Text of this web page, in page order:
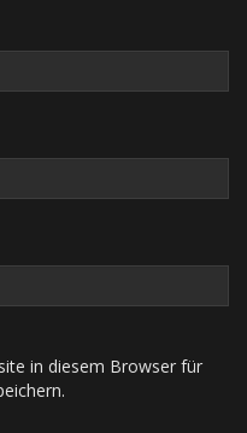
in diesem Browser für